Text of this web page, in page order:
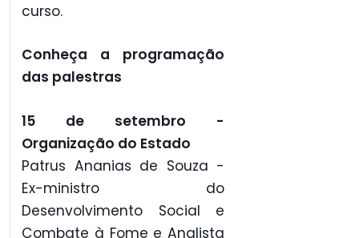
curso.
Conheça a programação
das palestras
15 de setembro -
Organização do Estado
Patrus Ananias de Souza -
Ex-ministro do
Desenvolvimento Social e
Combate à Fome e Analista